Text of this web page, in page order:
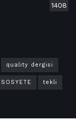
1408
quality dergisi
SOSYETE tekli